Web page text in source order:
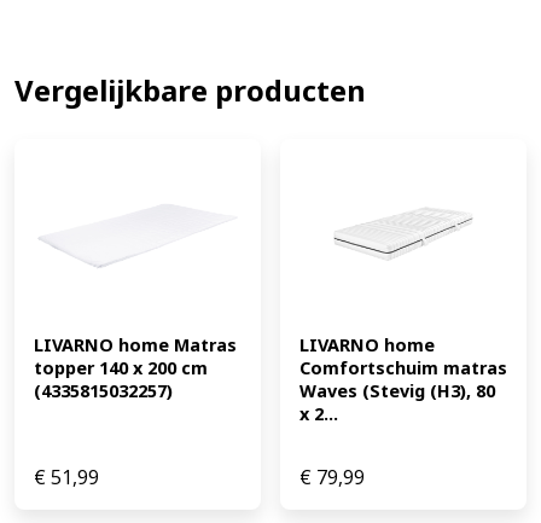
4052916570487)
Vergelijkbare producten
LIVARNO home Matras
topper 140 x 200 cm
(4335815032257)
€51,99
LIVARNO home
Comfortschuim matras
Waves (Stevig (H3), 80
x 2...
€ 79,99